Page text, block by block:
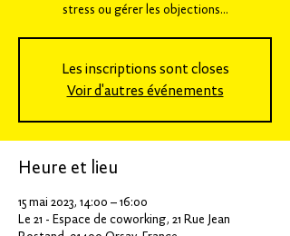
stress ou gérer les objections...
Les inscriptions sont closes
Voir d'autres événements
Heure et lieu
15 mai 2023, 14:00 – 16:00
Le 21 - Espace de coworking, 21 Rue Jean